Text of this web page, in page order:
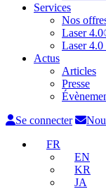
Services
Nos
Laser
Laser
Actus
Articles
Presse
Se connecter
FR
EN
KR
JA